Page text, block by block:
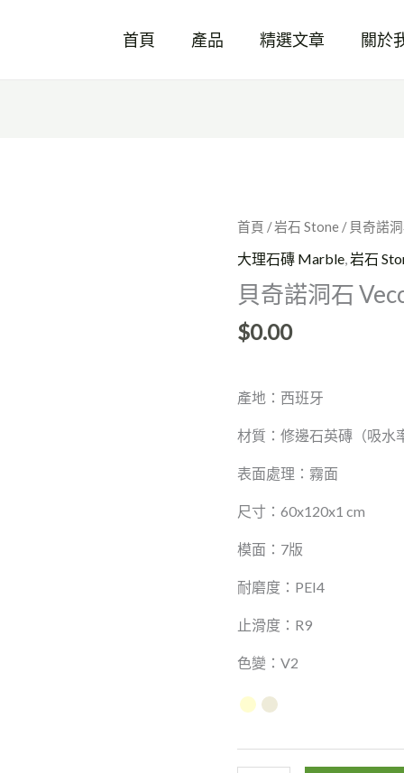
首頁 產品 精選文章 關於
首頁 /岩石 Stone / 貝奇諾
大理石磚 Marble,岩石
貝奇諾洞石
$0.00
產地：西班牙
材質：修邊石英磚（吸水
表面處理：霧面
尺寸：60x120x1 cm
模面：7版
耐磨度：PEI4
止滑度：R9
色變：V2
貝
奇
洞
石
Vecchio
量